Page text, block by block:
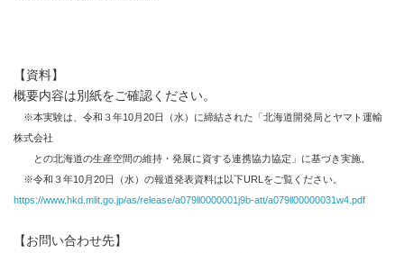
【資料】
概要内容は別紙をご確認ください。
※本実験は、令和３年10月20日（水）に締結された「北海道開発局とヤマト運輸
株式会社
との北海道の生産空間の維持・発展に資する連携協力協定」に基づき実施。
※令和３年10月20日（水）の報道発表資料は以下URLをご覧ください。
https://www.hkd.mlit.go.jp/as/release/a079ll0000001j9b-att/a079ll00000031w4.pdf
【お問い合わせ先】